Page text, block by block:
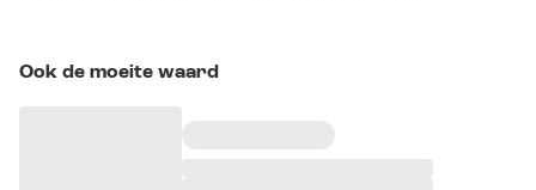
Ook de moeite waard